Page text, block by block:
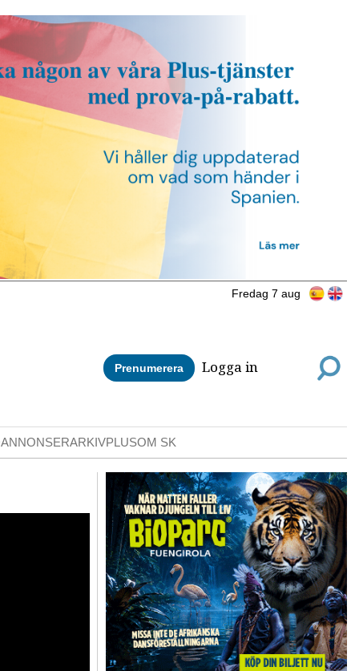
Fredag 7 aug
Prenumerera Logga in
ARKIVPLUSOM SK